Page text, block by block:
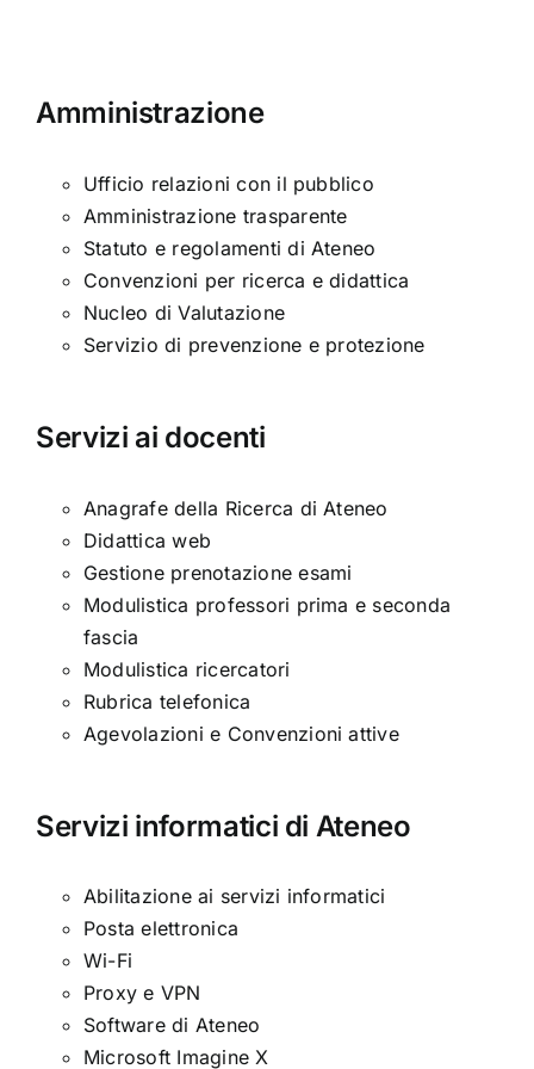
Amministrazione
Ufficio relazioni con il pubblico
Amministrazione trasparente
Statuto e regolamenti di Ateneo
Convenzioni per ricerca e didattica
Nucleo di Valutazione
Servizio di prevenzione e protezione
Servizi ai docenti
Anagrafe della Ricerca di Ateneo
Didattica web
Gestione prenotazione esami
Modulistica professori prima e seconda
fascia
Modulistica ricercatori
Rubrica telefonica
Agevolazioni e Convenzioni attive
Servizi informatici di Ateneo
Abilitazione ai servizi informatici
Posta elettronica
Wi-Fi
Proxy e VPN
Software di Ateneo
Microsoft Imagine X